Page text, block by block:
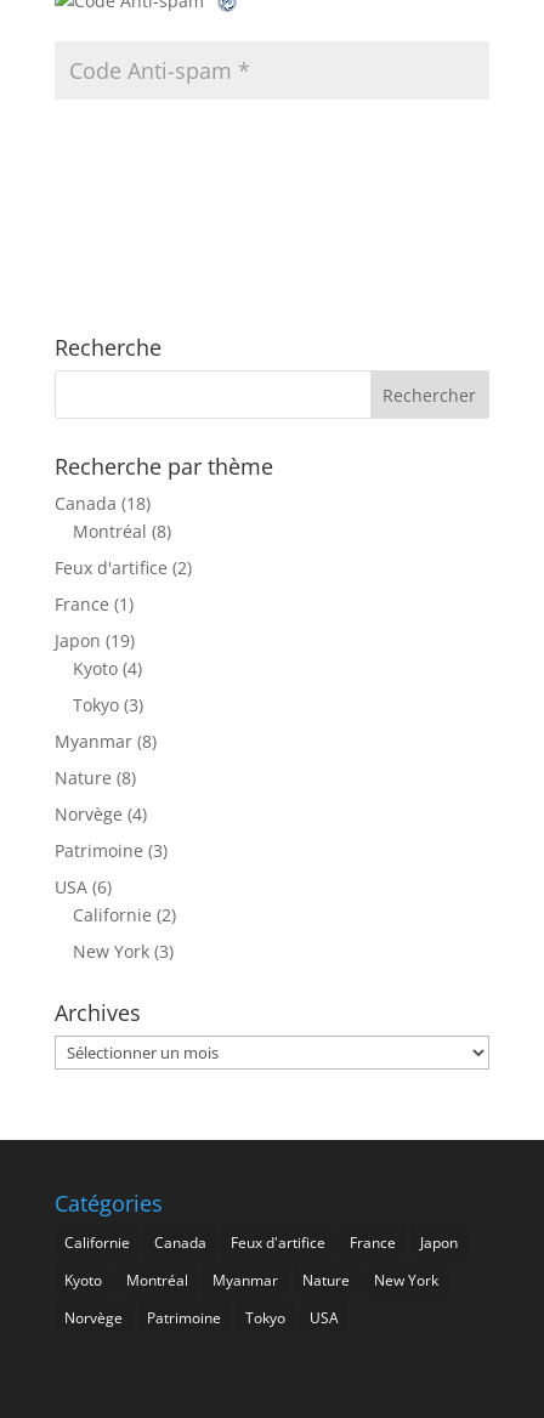
Recherche
Recherche par thème
Canada (18)
Montréal (8)
Feux d'artifice (2)
France (1)
Japon (19)
Kyoto(4)
Tokyo(3)
Myanmar(8)
Nature (8)
Norvège (4)
Patrimoine (3)
USA(6)
Californie (2)
New York(3)
Archives
Archives
Catégories
Californie Canada Feux d'artifice France
Japon
Kyoto
Montréal Myanmar Nature
New York
Norvège
Patrimoine Tokyo USA